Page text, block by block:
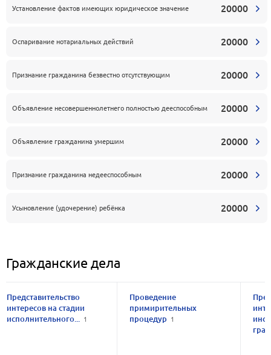
Установление фактов имеющих юридическое значение 20000
Оспаривание нотариальных действий 20000
Признание гражданина безвестно отсутствующим 20000
Объявление несовершеннолетнего полностью дееспособным 20000
Объявление гражданина умершим 20000
Признание гражданина недееспособным 20000
Усыновление (удочерение) ребёнка 20000
Гражданские дела
Представительство
интересов на стадии
исполнительного...
1
Проведение
примирительных
процедур
1